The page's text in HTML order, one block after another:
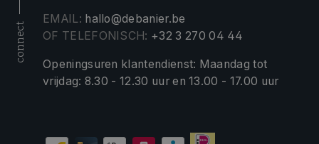
connect
EMAIL: hallo@debanier.be
OF TELEFONISCH: +32 3 270 04 44
Openingsuren klantendienst: Maandag tot
vrijdag: 8.30 - 12.30 uur en 13.00 - 17.00 uur